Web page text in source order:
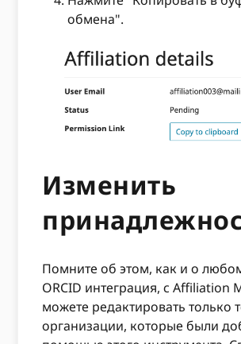
обмена".
Изменить
Помните об этом, как и о
ORCID интеграция, с Affiliation
можете редактировать только
организации, которые были